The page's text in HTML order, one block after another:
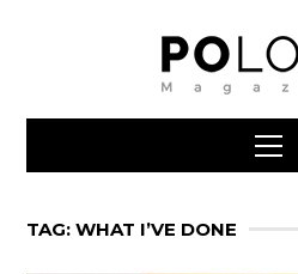
TAG: WHAT I’VE DONE